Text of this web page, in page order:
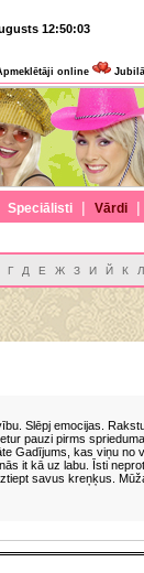
12:50:04
online
Speciālisti | Vārdi |
Г Д Е Ж З И Й К Л
Slēpj emocijas.
pauzi pirms
Gadījums, kas viņu no
it kā uz labu. Īsti
savus kreņķus.